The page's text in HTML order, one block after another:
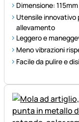
Dimensione: 115mm
Utensile innovativo
allevamento
Leggero e
Meno vibrazioni
Facile da pulire e